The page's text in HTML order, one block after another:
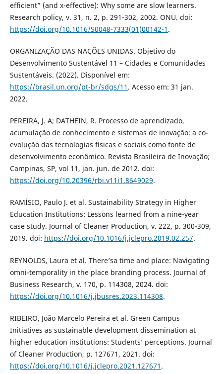
efficient” (and x-effective): Why some are slow learners.
Research policy, v. 31, n. 2, p. 291-302, 2002. ONU. doi:
https://doi.org/10.1016/S0048-7333(01)00142-1 .
ORGANIZAÇÃO DAS NAÇÕES UNIDAS. Objetivo do
Desenvolvimento Sustentável 11 – Cidades e Comunidades
Sustentáveis. (2022). Disponível em:
https://brasil.un.org/pt-br/sdgs/11 . Acesso em: 31 jan.
2022.
PEREIRA, J. A; DATHEIN, R. Processo de aprendizado,
acumulação de conhecimento e sistemas de inovação: a co-
evolução das tecnologias físicas e sociais como fonte de
desenvolvimento econômico. Revista Brasileira de Inovação;
Campinas, SP, vol 11, jan. jun. de 2012. doi:
https://doi.org/10.20396/rbi.v11i1.8649029.
RAMÍSIO, Paulo J. et al. Sustainability Strategy in Higher
Education Institutions: Lessons learned from a nine-year
case study. Journal of Cleaner Production, v. 222, p. 300-309,
2019. doi: https://doi.org/10.1016/j.jclepro.2019.02.257.
REYNOLDS, Laura et al. There’sa time and place: Navigating
omni-temporality in the place branding process. Journal of
Business Research, v. 170, p. 114308, 2024. doi:
https://doi.org/10.1016/j.jbusres.2023.114308.
RIBEIRO, João Marcelo Pereira et al. Green Campus
Initiatives as sustainable development dissemination at
higher education institutions: Students’ perceptions. Journal
of Cleaner Production, p. 127671, 2021. doi:
https://doi.org/10.1016/j.jclepro.2021.127671 .